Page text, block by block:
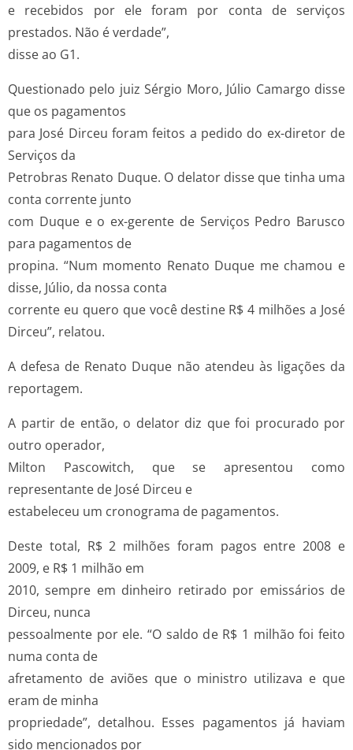
e recebidos por ele foram por conta de serviços
prestados. Não é verdade”,
disse ao G1.
Questionado pelo juiz Sérgio Moro, Júlio Camargo disse
que os pagamentos
para José Dirceu foram feitos a pedido do ex-diretor de
Serviços da
Petrobras Renato Duque. O delator disse que tinha uma
conta corrente junto
com Duque e o ex-gerente de Serviços Pedro Barusco
para pagamentos de
propina. “Num momento Renato Duque me chamou e
disse, Júlio, da nossa conta
corrente eu quero que você destine R$ 4 milhões a José
Dirceu”, relatou.
A defesa de Renato Duque não atendeu às ligações da
reportagem.
A partir de então, o delator diz que foi procurado por
outro operador,
Milton Pascowitch, que se apresentou como
representante de José Dirceu e
estabeleceu um cronograma de pagamentos.
Deste total, R$ 2 milhões foram pagos entre 2008 e
2009, e R$ 1 milhão em
2010, sempre em dinheiro retirado por emissários de
Dirceu, nunca
pessoalmente por ele. “O saldo de R$ 1 milhão foi feito
numa conta de
afretamento de aviões que o ministro utilizava e que
eram de minha
propriedade”, detalhou. Esses pagamentos já haviam
sido mencionados por